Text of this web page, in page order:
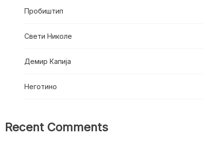
Пробиштип
Свети Николе
Демир Капија
Неготино
Recent Comments